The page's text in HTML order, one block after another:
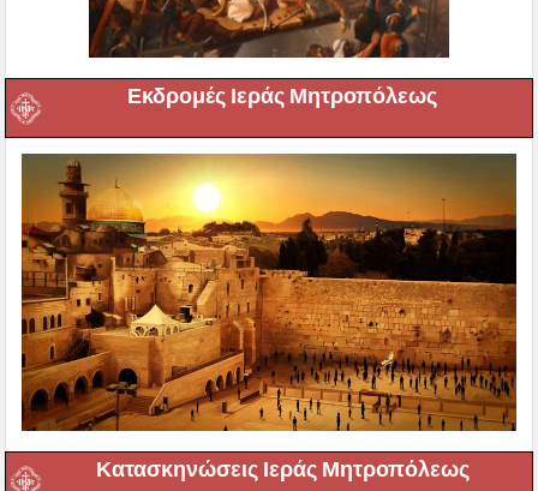
Εκδρομές Ιεράς Μητροπόλεως
Κατασκηνώσεις Ιεράς Μητροπόλεως